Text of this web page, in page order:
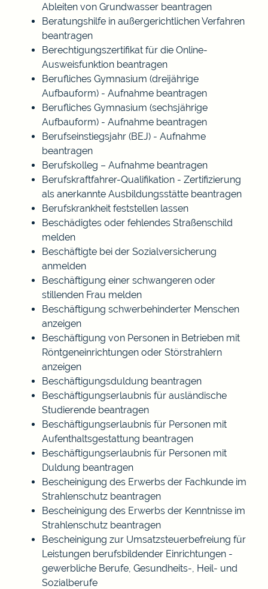
Ableiten von Grundwasser beantragen
Beratungshilfe in außergerichtlichen Verfahren
beantragen
Berechtigungszertifikat für die Online-
Ausweisfunktion beantragen
Berufliches Gymnasium (dreijährige
Aufbauform) - Aufnahme beantragen
Berufliches Gymnasium (sechsjährige
Aufbauform) - Aufnahme beantragen
Berufseinstiegsjahr (BEJ) - Aufnahme
beantragen
Berufskolleg – Aufnahme beantragen
Berufskraftfahrer-Qualifikation - Zertifizierung
als anerkannte Ausbildungsstätte beantragen
Berufskrankheit feststellen lassen
Beschädigtes oder fehlendes Straßenschild
melden
Beschäftigte bei der Sozialversicherung
anmelden
Beschäftigung einer schwangeren oder
stillenden Frau melden
Beschäftigung schwerbehinderter Menschen
anzeigen
Beschäftigung von Personen in Betrieben mit
Röntgeneinrichtungen oder Störstrahlern
anzeigen
Beschäftigungsduldung beantragen
Beschäftigungserlaubnis für ausländische
Studierende beantragen
Beschäftigungserlaubnis für Personen mit
Aufenthaltsgestattung beantragen
Beschäftigungserlaubnis für Personen mit
Duldung beantragen
Bescheinigung des Erwerbs der Fachkunde im
Strahlenschutz beantragen
Bescheinigung des Erwerbs der Kenntnisse im
Strahlenschutz beantragen
Bescheinigung zur Umsatzsteuerbefreiung für
Leistungen berufsbildender Einrichtungen -
gewerbliche Berufe, Gesundheits-, Heil- und
Sozialberufe